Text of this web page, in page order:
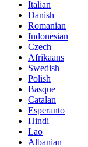
Italian
Danish
Romanian
Indonesian
Czech
Afrikaans
Swedish
Polish
Basque
Catalan
Esperanto
Hindi
Lao
Albanian